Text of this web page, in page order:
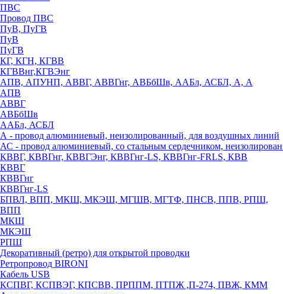
ПВС
Провод ПВС
ПуВ, ПуГВ
ПуВ
ПуГВ
КГ, КГН, КГВВ
КГВВнг,КГВЭнг
АПВ, АПУНП, АВВГ, АВВГнг, АВБбШв, ААБл, АСБЛ, А, А
АПВ
АВВГ
АВБбШв
ААБл, АСБЛ
А - провод алюминиевый, неизолированный, для воздушных линий
АС - провод алюминиевый, со стальным сердечником,
КВВГ, КВВГнг, КВВГЭнг, КВВГнг-LS, КВВГнг-FRLS, КВВ
КВВГ
КВВГнг
КВВГнг-LS
БПВЛ, ВПП, МКШ, МКЭШ, МГШВ, МГТФ, ПНСВ, ППВ, РПШ,
ВПП
МКШ
МКЭШ
РПШ
Декоративный (ретро) для открытой проводки
Ретропровод BIRONI
Кабель USB
КСПВГ, КСПВЭГ, КПСВВ, ПРППМ, ПТПЖ ,П-274, ПВЖ, КММ